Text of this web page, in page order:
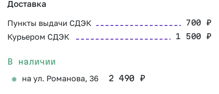
Доставка
Пункты выдачи СДЭК 700₽
Курьером СДЭК 1 500₽
В наличии
на ул. Романова, 36 2 490 ₽